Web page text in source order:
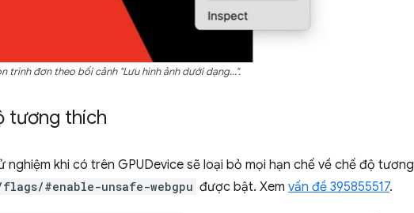
trình đơn theo bối cảnh "Lưu hình ảnh dưới dạng...".
tương thích
nghiệm khi có trên GPUDevice sẽ loại bỏ mọi hạn chế về chế độ tương
#enable-unsafe-webgpu được bật. Xem vấn đề 395855517.